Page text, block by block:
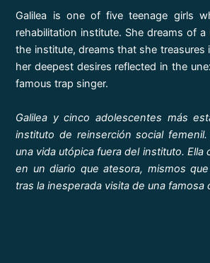
Galilea is one of five teenage girls
rehabilitation institute. She dreams of
the institute, dreams that she treasures
her deepest desires reflected in the
famous trap singer.
Galilea y cinco adolescentes más
instituto de reinserción social
una vida utópica fuera del instituto. Ella
en un diario que atesora, mismos
tras la inesperada visita de una famosa